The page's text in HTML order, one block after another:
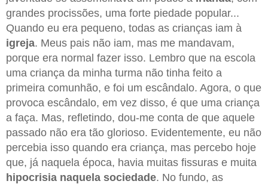
grandes procissões, uma forte piedade popular...
Quando eu era pequeno, todas as crianças iam à
igreja. Meus pais não iam, mas me mandavam,
porque era normal fazer isso. Lembro que na escola
uma criança da minha turma não tinha feito a
primeira comunhão, e foi um escândalo. Agora, o que
provoca escândalo, em vez disso, é que uma criança
a faça. Mas, refletindo, dou-me conta de que aquele
passado não era tão glorioso. Evidentemente, eu não
percebia isso quando era criança, mas percebo hoje
que, já naquela época, havia muitas fissuras e muita
hipocrisia naquela sociedade. No fundo, as